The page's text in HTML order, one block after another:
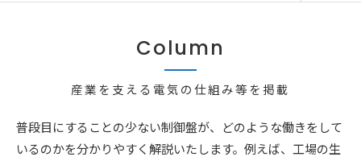
Column
産業を支える電気の仕組み等を掲載
普段目にすることの少ない制御盤が、どのような働きをして
いるのかを分かりやすく解説いたします。例えば、工場の生